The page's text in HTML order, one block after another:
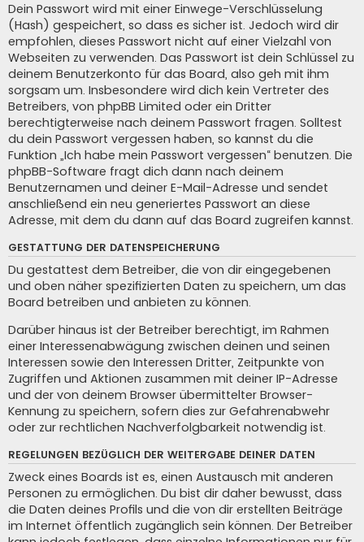
Dein Passwort wird mit einer Einwege-Verschlüsselung
(Hash) gespeichert, so dass es sicher ist. Jedoch wird dir
empfohlen, dieses Passwort nicht auf einer Vielzahl von
Webseiten zu verwenden. Das Passwort ist dein Schlüssel zu
deinem Benutzerkonto für das Board, also geh mit ihm
sorgsam um. Insbesondere wird dich kein Vertreter des
Betreibers, von phpBB Limited oder ein Dritter
berechtigterweise nach deinem Passwort fragen. Solltest
du dein Passwort vergessen haben, so kannst du die
Funktion „Ich habe mein Passwort vergessen“ benutzen. Die
phpBB-Software fragt dich dann nach deinem
Benutzernamen und deiner E-Mail-Adresse und sendet
anschließend ein neu generiertes Passwort an diese
Adresse, mit dem du dann auf das Board zugreifen kannst.
GESTATTUNG DER DATENSPEICHERUNG
Du gestattest dem Betreiber, die von dir eingegebenen
und oben näher spezifizierten Daten zu speichern, um das
Board betreiben und anbieten zu können.
Darüber hinaus ist der Betreiber berechtigt, im Rahmen
einer Interessenabwägung zwischen deinen und seinen
Interessen sowie den Interessen Dritter, Zeitpunkte von
Zugriffen und Aktionen zusammen mit deiner IP-Adresse
und der von deinem Browser übermittelter Browser-
Kennung zu speichern, sofern dies zur Gefahrenabwehr
oder zur rechtlichen Nachverfolgbarkeit notwendig ist.
REGELUNGEN BEZÜGLICH DER WEITERGABE DEINER DATEN
Zweck eines Boards ist es, einen Austausch mit anderen
Personen zu ermöglichen. Du bist dir daher bewusst, dass
die Daten deines Profils und die von dir erstellten Beiträge
im Internet öffentlich zugänglich sein können. Der Betreiber